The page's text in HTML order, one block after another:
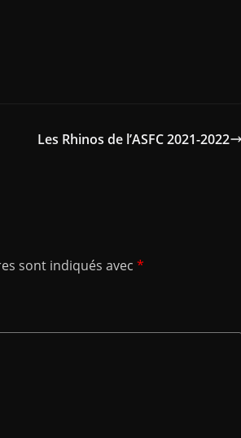
Les Rhinos de l’ASFC 2021-2022
sont indiqués avec *